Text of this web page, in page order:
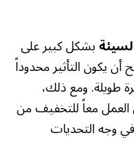
بشكل كبير على
يكون التأثير محدوداً
طويلة. ومع ذلك،
معاً للتخفيف من
وجه التحديات